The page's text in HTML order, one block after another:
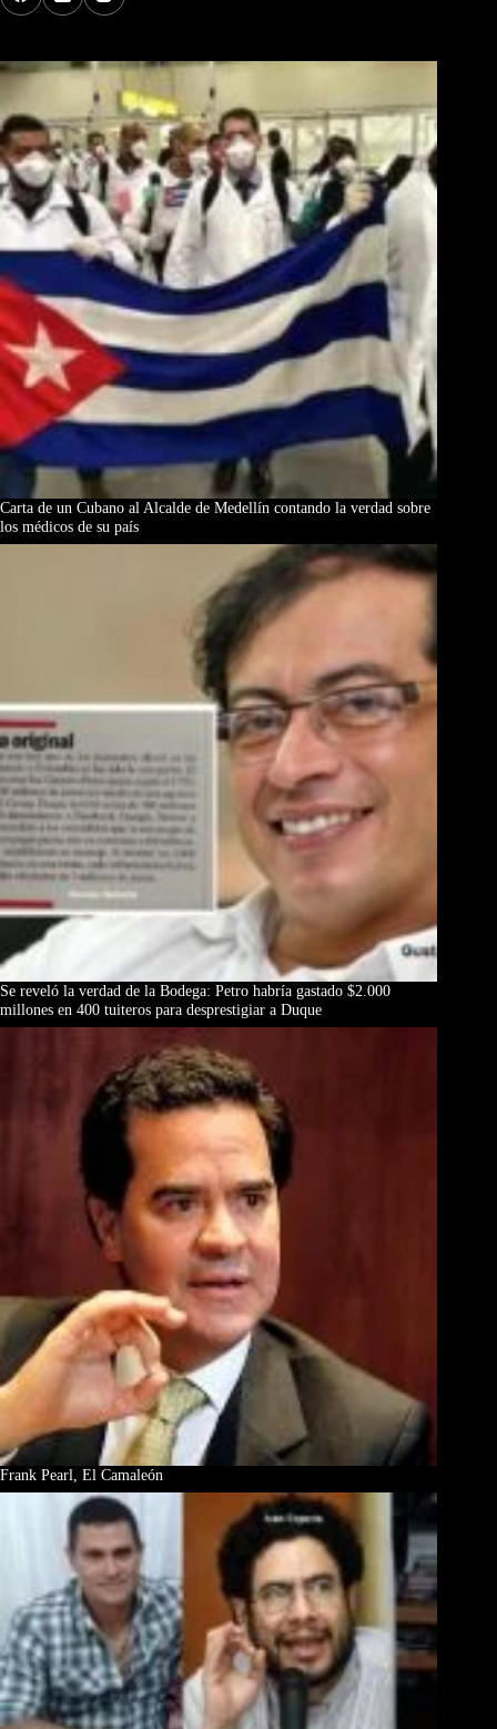
Carta de un Cubano al Alcalde de Medellín contando la verdad sobre
los médicos de su país
Se reveló la verdad de la Bodega: Petro habría gastado $2.000
millones en 400 tuiteros para desprestigiar a Duque
Frank Pearl, El Camaleón